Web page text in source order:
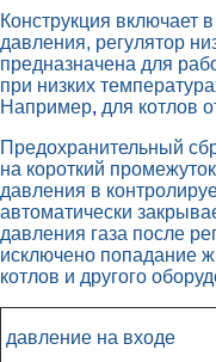
Конструкция включает
давления, регулятор
предназначена для
при низких
Например, для котлов
Предохранительный
на короткий
давления в
автоматически
давления газа после
исключено попадание
котлов и другого
давление на входе